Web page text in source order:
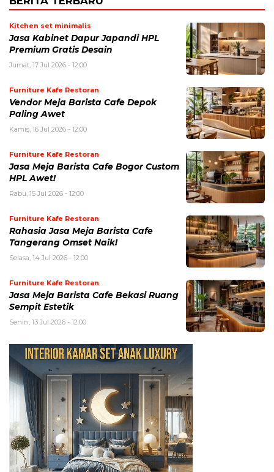
Kitchen set minimalis
Jasa Kabinet Dapur Japandi HPL
Premium Gratis Desain
Jumat, 17 Jul 2026 - 12:00
Furniture Kafe Restoran
Vendor Meja Barista Cafe Depok
Paling Awet
Kamis, 16 Jul 2026 - 12:00
Furniture Kafe Restoran
Jasa Meja Barista Cafe Bogor Custom
HPL Awet!
Rabu, 15 Jul 2026 - 12:00
Furniture Kafe Restoran
Rahasia Jasa Meja Barista Cafe
Tangerang Omset Naik!
Selasa, 14 Jul 2026 - 12:00
Furniture Kafe Restoran
Jasa Meja Barista Cafe Bekasi Ruang
Sempit Estetik
Senin, 13 Jul 2026 - 12:00